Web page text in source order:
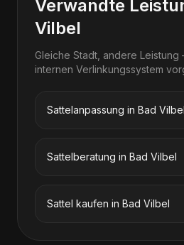
Verwandte
Vilbel
Gleiche Stadt, andere Leistung
internen Verlinkungssystem
Sattelanpassung in Bad Vilbel
Sattelberatung in Bad Vilbel
Sattel kaufen in Bad Vilbel